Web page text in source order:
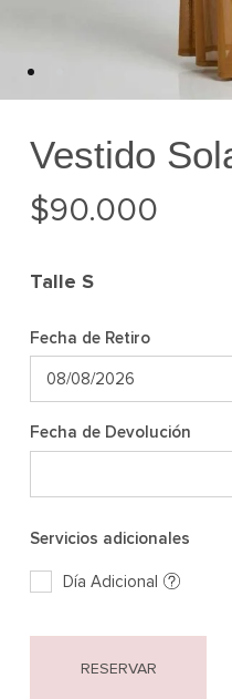
Vestido
$90.000
Talle S
Fecha de Retiro
Fecha de Devolución
Servicios adicionales
Día Adicional
RESERVAR